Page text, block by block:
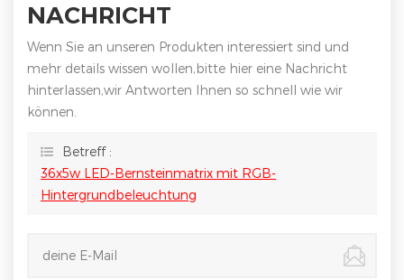
NACHRICHT
Wenn Sie an unseren Produkten interessiert sind und
mehr details wissen wollen,bitte hier eine Nachricht
hinterlassen,wir Antworten Ihnen so schnell wie wir
können.
Betreff :
36x5w LED-Bernsteinmatrix mit RGB-
Hintergrundbeleuchtung